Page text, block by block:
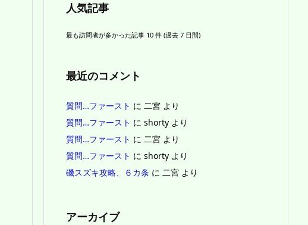
人気記事
最も訪問者が多かった記事 10 件 (過去 7 日間)
最近のコメント
質問…ファースト に 二宮 より
質問…ファースト に shorty より
質問…ファースト に 二宮 より
質問…ファースト に shorty より
磯スズキ攻略、６カ条 に 二宮 より
アーカイブ